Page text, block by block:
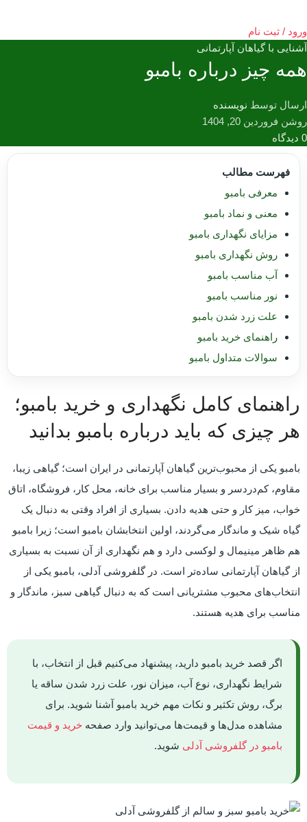
ورود / ثبت نام
آشنایی با گیاهان آپارتمانی
همه چیز درباره بامبو
ارسال توسط نویسنده
روشن فروردین 20, 1404
0 دیدگاه
فهرست مطالب
معرفی بامبو
معنی و نماد بامبو
مزایای نگهداری بامبو
روش نگهداری بامبو
آب مناسب بامبو
نور مناسب بامبو
علت زرد شدن بامبو
راهنمای خرید بامبو
سوالات متداول بامبو
راهنمای کامل نگهداری و خرید بامبو؛
هر چیزی که باید درباره بامبو بدانید
بامبو یکی از محبوب‌ترین گیاهان آپارتمانی در ایران است؛ گیاهی زیبا،
مقاوم، کم‌دردسر و بسیار مناسب برای خانه، محل کار، فروشگاه، اتاق
خواب، میز کار و حتی هدیه دادن. بسیاری از افراد وقتی به دنبال یک
گیاه شیک و ماندگار می‌گردند، اولین انتخابشان بامبو است؛ زیرا بامبو
هم ظاهر مینیمال و لوکسی دارد و هم نگهداری از آن نسبت به بسیاری
از گیاهان آپارتمانی ساده‌تر است. در گلفروشی آدلی، بامبو یکی از
انتخاب‌های محبوب مشتریانی است که به دنبال گیاهی سبز، ماندگار و
مناسب برای هدیه هستند.
اگر قصد خرید بامبو دارید، پیشنهاد می‌کنیم قبل از انتخاب، با
شرایط نگهداری، نوع آب، میزان نور، علت زرد شدن ساقه یا
برگ، روش تکثیر و نکات مهم خرید بامبو آشنا شوید. برای
مشاهده مدل‌ها و قیمت‌ها می‌توانید وارد صفحه خرید و قیمت
بامبو در گلفروشی آدلی شوید.